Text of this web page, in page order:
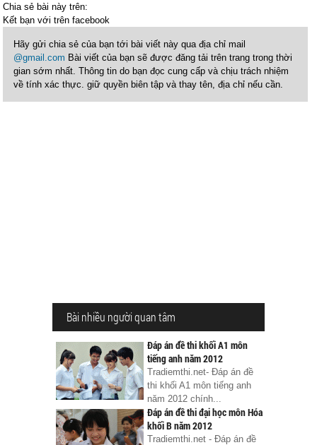
Chia sẻ bài này trên:
Kết bạn vớitrên facebook
Hãy gửi chia sẻ của bạn tới bài viết này qua địa chỉ mail
@gmail.com Bài viết của bạn sẽ được đăng tải trên trang trong thời
gian sớm nhất. Thông tin do bạn đọc cung cấp và chịu trách nhiệm
về tính xác thực. giữ quyền biên tập và thay tên, địa chỉ nếu cần.
Bài nhiều người quan tâm
Đáp án đề thi khối A1 môn
tiếng anh năm 2012
Tradiemthi.net- Đáp án đề
thi khối A1 môn tiếng anh
năm 2012 chính...
Đáp án đề thi đại học môn Hóa
khối B năm 2012
Tradiemthi.net - Đáp án đề